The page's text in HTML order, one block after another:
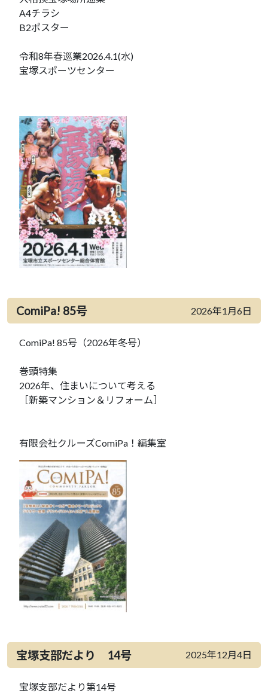
A4チラシ
B2ポスター
令和8年春巡業2026.4.1(水)
宝塚スポーツセンター
ComiPa! 85号 2026年1月6日
ComiPa! 85号（2026年冬号）
巻頭特集
2026年、住まいについて考える
［新築マンション＆リフォーム］
有限会社クルーズComiPa！編集室
宝塚支部だより 14号 2025年12月4日
宝塚支部だより第14号